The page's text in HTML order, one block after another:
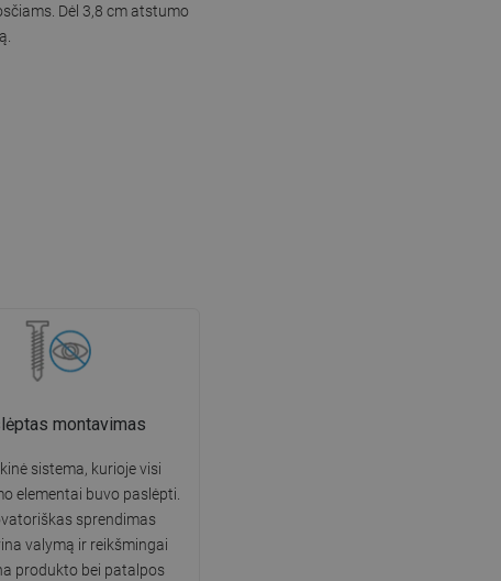
Dėl 3,8 cm atstumo
montavimas
sistema, kurioje visi
elementai buvo paslėpti.
sprendimas
valymą ir reikšmingai
produkto bei patalpos